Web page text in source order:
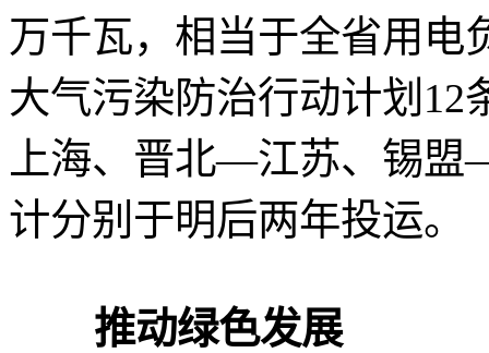
万千瓦，相当于全省用电
大气污染防治行动计划
上海、晋北—江苏、锡
计分别于明后两年投运。
推动绿色发展